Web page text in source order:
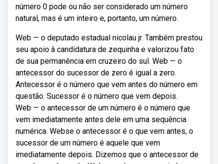
número 0 pode ou não ser considerado um número
natural, mas é um inteiro e, portanto, um número.
Web — o deputado estadual nicolau jr. Também prestou
seu apoio à candidatura de zequinha e valorizou fato
de sua permanência em cruzeiro do sul. Web — o
antecessor do sucessor de zero é igual a zero.
Antecessor é o número que vem antes do número em
questão. Sucessor é o número que vem depois.
Web — o antecessor de um número é o número que
vem imediatamente antes dele em uma sequência
numérica. Webse o antecessor é o que vem antes, o
sucessor de um número é aquele que vem
imediatamente depois. Dizemos que o antecessor de